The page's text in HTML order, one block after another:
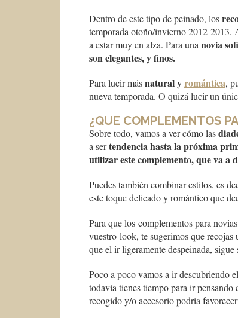
Dentro de este tipo de peinado, los
temporada otoño/invierno 2012-2013.
a estar muy en alza. Para una novia
son elegantes, y finos.
Para lucir másnatural yromántica,
nueva temporada. O quizá lucir un
¿QUE COMPLEMENTOS
Sobre todo, vamos a ver cómo las
a sertendencia hasta la próxima
utilizar este complemento, que va a
Puedes también combinar estilos, es
este toque delicado y romántico que
Para que los complementos para
vuestro look, te sugerimos que
que el ir ligeramente despeinada,
Poco a poco vamos a ir descubriendo
todavía tienes tiempo para ir
recogido y/o accesorio podría